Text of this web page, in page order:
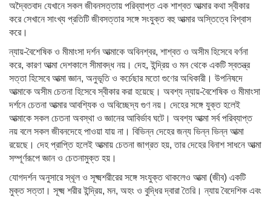
অদ্বৈতবাদ যেখানে সকল জীবনসত্তায় পরিব্যাপ্ত এক শাশ্বত আত্মার কথা স্বীকার
করে সেখানে সাংখ্য প্রতিটি জীবসত্তার সঙ্গে সংযুক্ত বহু আত্মার অস্তিত্বে বিশ্বাস
করে।
ন্যায়-বৈশেষিক ও মীমাংসা দর্শন আত্মাকে অবিনশ্বর, শাশ্বত ও অসীম হিসেবে বর্ণনা
করে, কারণ আত্মা দেশকালে সীমাবদ্ধ নয়। দেহ, ইন্দ্রিয় ও মন থেকে একটি স্বতন্ত্র
সত্তা হিসেবে আত্মা জ্ঞান, অনুভূতি ও কর্চেছার মতো গুণের অধিকারী। উপনিষদে
আত্মাকে অসীম চেতনা হিসেবে স্বীকার করা হয়েছে। অবশ্য ন্যায়-বৈশেষিক ও মীমাংসা
দর্শনে চেতনা আত্মার আবশ্যিক ও অবিচ্ছেদ্য গুণ নয়। দেহের সঙ্গে যুক্ত হলেই
আত্মাকে সকল চেতনা অবস্থা ও জ্ঞানের আবির্ভাব ঘটে। অবশ্য আত্মা সর্ব পরিব্যাপ্ত
নয় বলে সকল জীবনদেহে পাওয়া যায় না। বিভিন্ন দেহের জন্য ভিন্ন ভিন্ন আত্মা
রয়েছে। দেহ প্রাপ্তি হলেই আত্মায় চেতনা জাগ্রত হয়, তার দেহের বিনাশ সাধনে আত্মা
সম্পূর্ণরূপে জ্ঞান ও চেতনামুক্ত হয়।
যোগদর্শন অনুসারে স্থূল ও সূক্ষ্মশরীরের সঙ্গে সংযুক্ত থাকলেও আত্মা (জীব) একটি
মুক্ত সত্তা। সূক্ষ্ম শরীর ইন্দ্রিয়, মন, অহং ও বুদ্ধির দ্বারা তৈরি। ন্যায় বৈদেশিক এবং